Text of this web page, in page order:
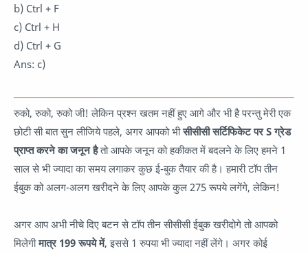
b) Ctrl + F
c) Ctrl + H
d) Ctrl + G
Ans: c)
रुको, रुको, रुको जी! लेकिन प्रश्न खतम नहीं हुए आगे और भी है परन्तु मेरी एक
छोटी सी बात सुन लीजिये पहले, अगर आपको भीसीसीसी सर्टिफिकेट पर S ग्रेड
प्राप्त करने का जनून हैतो आपके जनून को हकीकत में बदलने के लिए हमने 1
साल से भी ज्यादा का समय लगाकर कुछ ई-बुक तैयार की है। हमारी टॉप तीन
ईबुक को अलग-अलग खरीदने के लिए आपके कुल 275 रूपये लगेंगे, लेकिन!
अगर आप अभी नीचे दिए बटन से टॉप तीन सीसीसी ईबुक खरीदोगे तो आपको
मिलेगीमात्र 199 रूपये में, इससे 1 रुपया भी ज्यादा नहीं लेंगे। अगर कोई